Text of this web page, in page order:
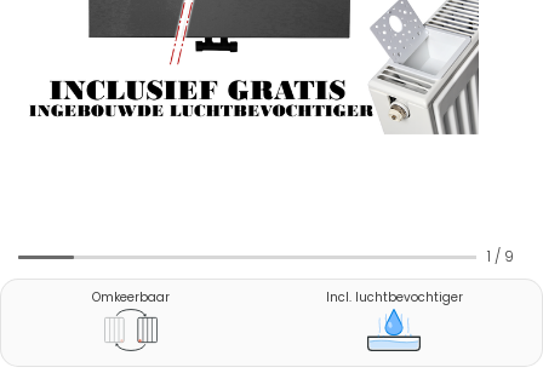
1 / 9
Omkeerbaar Incl. luchtbevochtiger